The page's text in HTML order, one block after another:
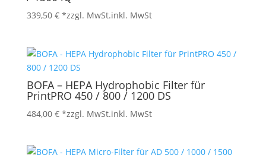
339,50 € *zzgl. MwSt.inkl. MwSt
BOFA – HEPA Hydrophobic Filter für
PrintPRO 450 / 800 / 1200 DS
484,00 € *zzgl. MwSt.inkl. MwSt